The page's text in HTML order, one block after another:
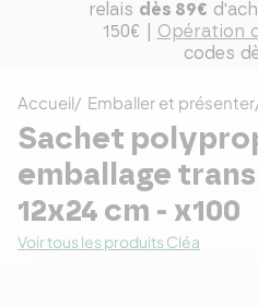
relais dès 89€
150€ | Opération
codes
Accueil Emballer et présenter
Sachet
emballage
12x24 cm - x100
Voir tous les produits Cléa